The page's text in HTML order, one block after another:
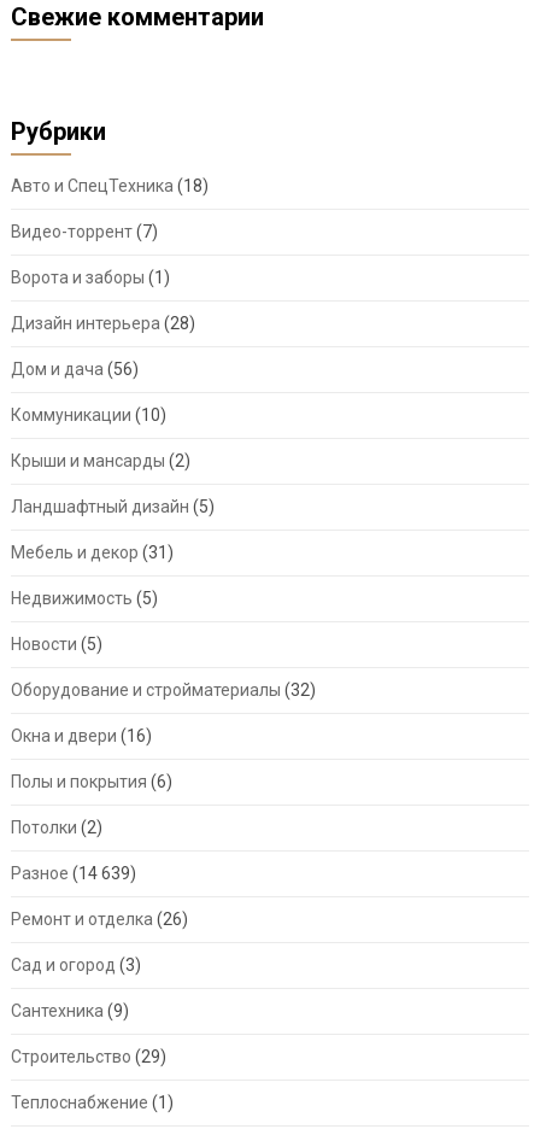
Свежие комментарии
Рубрики
Авто и СпецТехника(18)
Видео-торрент(7)
Ворота и заборы (1)
Дизайн интерьера(28)
Дом и дача(56)
Коммуникации (10)
Крыши и мансарды (2)
Ландшафтный дизайн (5)
Мебель и декор (31)
Недвижимость (5)
Новости (5)
Оборудование и стройматериалы (32)
Окна и двери (16)
Полы и покрытия (6)
Потолки (2)
Разное (14 639)
Ремонт и отделка(26)
Сад и огород (3)
Сантехника(9)
Строительство (29)
Теплоснабжение (1)